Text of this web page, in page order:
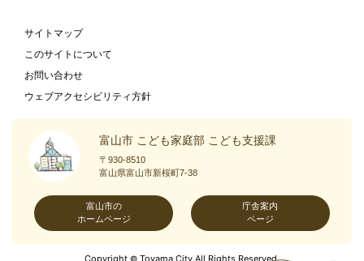
サイトマップ
このサイトについて
お問い合わせ
ウェブアクセシビリティ方針
富山市 こども家庭部 こども支援課
〒930-8510
富山県富山市新桜町7-38
富山市の
ホームページ
庁舎案内
ページ
Copyright © Toyama City All Rights Reserved.